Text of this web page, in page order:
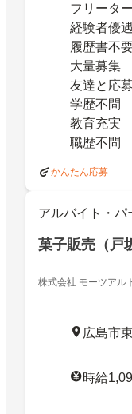
フリータ
経験者優遇
履歴書不
大量募集
友達と応
学歴不問
教育充実
職歴不問
かんたん応募
アルバイト・パ
菓子販売（戸
株式会社 モーツアル
広島市
時給